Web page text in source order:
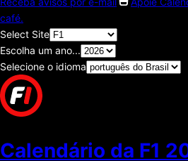
café.
Select Site
Escolha um ano...
Selecione o idioma
Calendário da F1